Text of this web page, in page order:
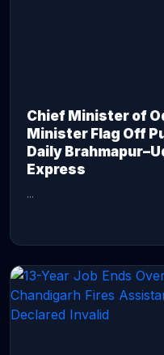
Chief Minister of
Minister Flag Off
Daily
Express
...